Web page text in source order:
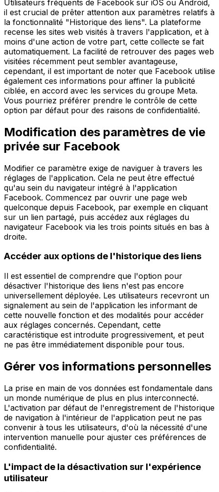
Utilisateurs fréquents de Facebook sur iOS ou Android,
il est crucial de prêter attention aux paramètres relatifs à
la fonctionnalité "Historique des liens". La plateforme
recense les sites web visités à travers l'application, et à
moins d'une action de votre part, cette collecte se fait
automatiquement. La facilité de retrouver des pages web
visitées récemment peut sembler avantageuse,
cependant, il est important de noter que Facebook utilise
également ces informations pour affiner la publicité
ciblée, en accord avec les services du groupe Meta.
Vous pourriez préférer prendre le contrôle de cette
option par défaut pour des raisons de confidentialité.
Modification des paramètres de vie
privée sur Facebook
Modifier ce paramètre exige de naviguer à travers les
réglages de l'application. Cela ne peut être effectué
qu'au sein du navigateur intégré à l'application
Facebook. Commencez par ouvrir une page web
quelconque depuis Facebook, par exemple en cliquant
sur un lien partagé, puis accédez aux réglages du
navigateur Facebook via les trois points situés en bas à
droite.
Accéder aux options de l'historique des liens
Il est essentiel de comprendre que l'option pour
désactiver l'historique des liens n'est pas encore
universellement déployée. Les utilisateurs recevront un
signalement au sein de l'application les informant de
cette nouvelle fonction et des modalités pour accéder
aux réglages concernés. Cependant, cette
caractéristique est introduite progressivement, et peut
ne pas être immédiatement disponible pour tous.
Gérer vos informations personnelles
La prise en main de vos données est fondamentale dans
un monde numérique de plus en plus interconnecté.
L'activation par défaut de l'enregistrement de l'historique
de navigation à l'intérieur de l'application peut ne pas
convenir à tous les utilisateurs, d'où la nécessité d'une
intervention manuelle pour ajuster ces préférences de
confidentialité.
L'impact de la désactivation sur l'expérience
utilisateur